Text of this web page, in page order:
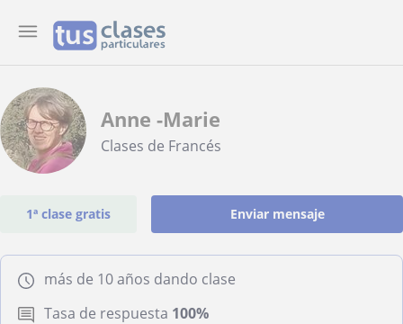
Anne -Marie
Clases de Francés
1ª clase gratis Enviar mensaje
más de 10 años dando clase
Tasa de respuesta 100%